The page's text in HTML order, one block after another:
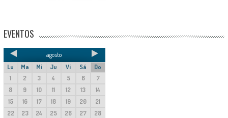
EVENTOS
agosto
Lu Ma Mi Ju Vi Sá
Do
1
2 3 4 5 6
7
8
9 10 11 12 13
14
15
16 17 18 19 20
21
22
23 24 25 26 27
28